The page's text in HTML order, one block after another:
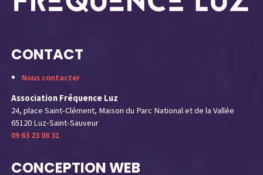
CONTACT
Nous contacter
Association Fréquence Luz
24, place Saint-Clément, Maison du Parc National et de la Vallée
65120 Luz-Saint-Sauveur
09 63 23 08 31
CONCEPTION WEB